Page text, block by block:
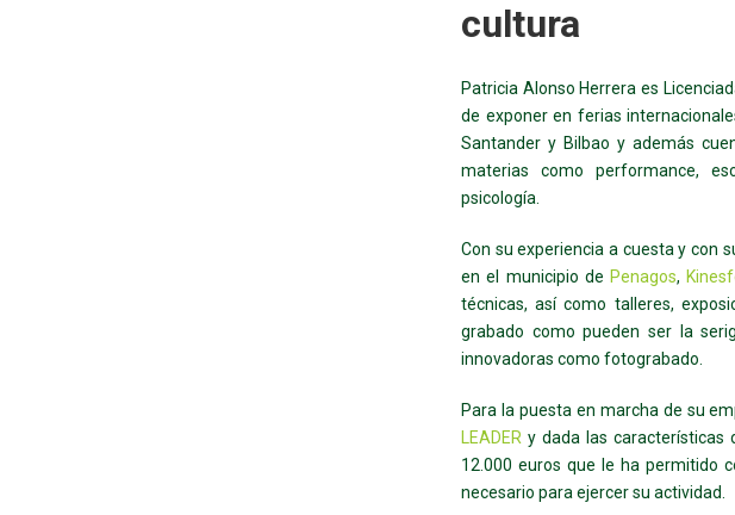
cultura
Patricia Alonso Herrera es
de exponer en ferias
Santander y Bilbao y además
materias como performance,
psicología.
Con su experiencia a cuesta y con
en el municipio de Penagos,
técnicas, así como talleres,
grabado como pueden ser la
innovadoras como fotograbado.
Para la puesta en marcha de su
LEADER y dada las características
12.000 euros que le ha permitido
necesario para ejercer su actividad.